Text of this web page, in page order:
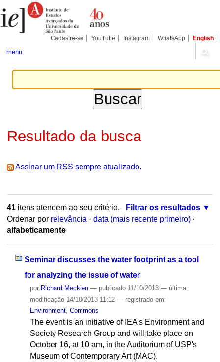
para
conteúdo.
Pessoais
Cadastre-se YouTube Instagram WhatsApp English
menu
Resultado da busca
Assinar um RSS sempre atualizado.
41itens atendem ao seu critério.
Filtrar os resultados
Ordenar por relevância · data (mais recente primeiro) ·
alfabeticamente
Seminar discusses the water footprint as a tool
for analyzing the issue of water
por Richard Meckien — publicado11/10/2013 — última
modificação14/10/2013 11:12 — registrado em:
Environment, Commons
The event is an initiative of IEA's Environment and
Society Research Group and will take place on
October 16, at 10 am, in the Auditorium of USP's
Museum of Contemporary Art (MAC).